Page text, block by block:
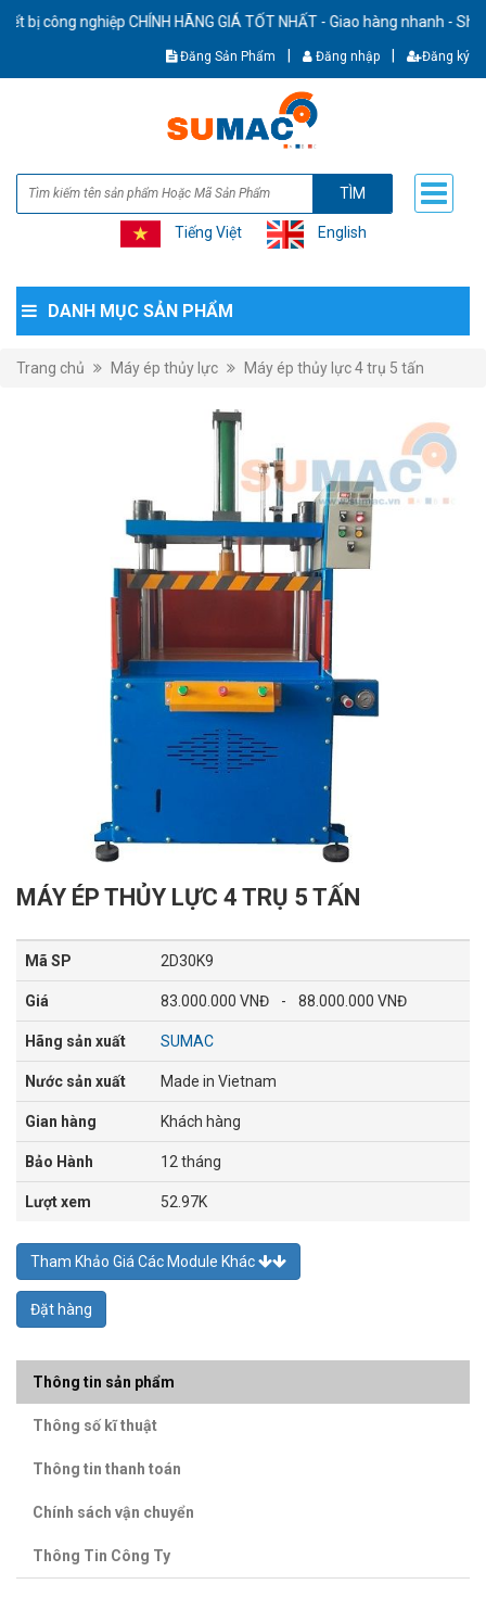
nghiệp CHÍNH HÃNG GIÁ TỐT NHẤT - Giao hàng nhanh - Ship cod
Đăng Sản Phẩm Đăng nhập Đăng ký
TÌM
Tiếng Việt English
DANH MỤC SẢN PHẨM
Trang chủ Máy ép thủy lực Máy ép thủy lực 4 trụ 5 tấn
MÁY ÉP THỦY LỰC 4 TRỤ 5 TẤN
Mã SP 2D30K9
Giá 83.000.000 VNĐ - 88.000.000 VNĐ
Hãng sản xuất SUMAC
Nước sản xuất Made in Vietnam
Gian hàng Khách hàng
Bảo Hành 12 tháng
Lượt xem 52.97K
Tham Khảo Giá Các Module Khác
Đặt hàng
Thông tin sản phẩm
Thông số kĩ thuật
Thông tin thanh toán
Chính sách vận chuyển
Thông Tin Công Ty